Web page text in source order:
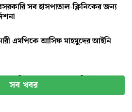
সব হাসপাতাল-ক্লিনিকের জন্য
এমপিকে আসিফ মাহমুদের আইনি
নিরাপত্তা জোরদারের নির্দেশ
সব খবর